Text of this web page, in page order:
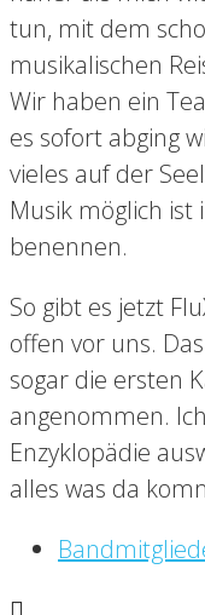
tun, mit dem
musikalischen
Wir haben ein
es sofort abging
vieles auf der
Musik möglich ist
benennen.
So gibt es jetzt
offen vor uns.
sogar die ersten
angenommen.
Enzyklopädie
alles was da